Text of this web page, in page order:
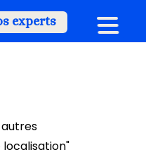
experts
autres
localisation"